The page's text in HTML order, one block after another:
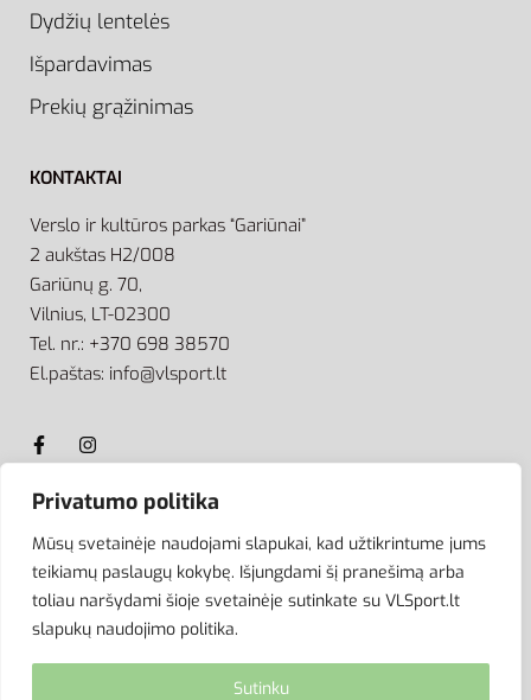
Privatumo politika
Mūsų svetainėje naudojami slapukai, kad užtikrintume jums
teikiamų paslaugų kokybę. Išjungdami šį pranešimą arba
toliau naršydami šioje svetainėje sutinkate su VLSport.lt
slapukų naudojimo politika.
Sutinku
Dydžių lentelės
Išpardavimas
Prekių grąžinimas
KONTAKTAI
Verslo ir kultūros parkas “Gariūnai”
2 aukštas H2/008
Gariūnų g. 70,
Vilnius, LT-02300
Tel. nr.: +370 698 38570
El.paštas: info@vlsport.lt